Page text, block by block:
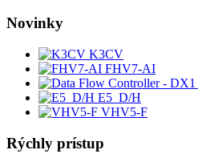
Novinky
K3CV
FHV7-AI
E5_D/H
VHV5-F
Rýchly prístup